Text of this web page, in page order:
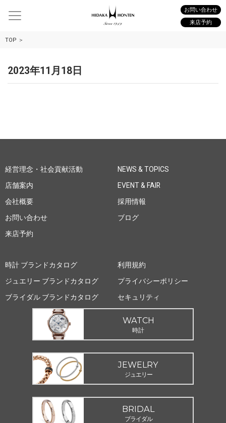
お問い合わせ
来店予約
TOP
2023年11月18日
経営理念・社会貢献活動
店舗案内
会社概要
お問い合わせ
来店予約
NEWS & TOPICS
EVENT & FAIR
採用情報
ブログ
時計 ブランドカタログ
ジュエリー ブランドカタログ
ブライダル ブランドカタログ
利用規約
プライバシーポリシー
セキュリティ
WATCH
時計
JEWELRY
ジュエリー
BRIDAL
ブライダル